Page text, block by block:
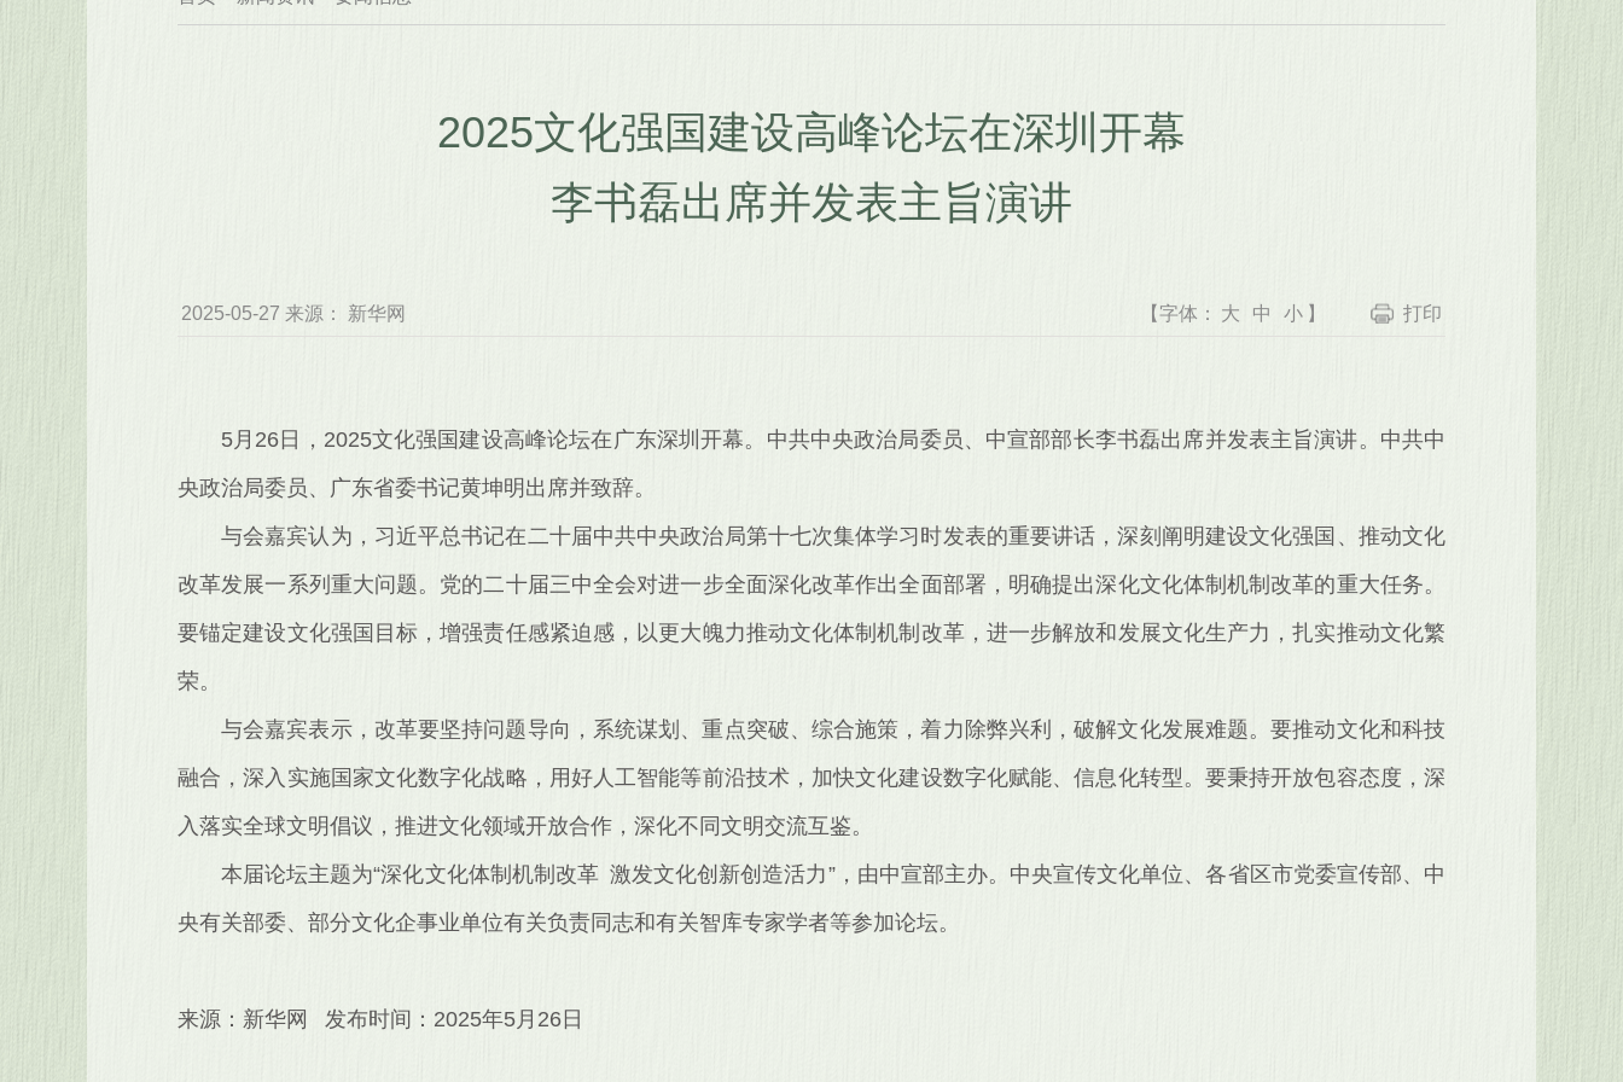
2025文化强国建设高峰论坛在深圳开幕
李书磊出席并发表主旨演讲
2025-05-27 来源： 新华网 【字体： 大 中 小 】 打印
5月26日，2025文化强国建设高峰论坛在广东深圳开幕。中共中央政治局委员、中宣部部长李书磊出席并发表主旨演讲。中共中
央政治局委员、广东省委书记黄坤明出席并致辞。
与会嘉宾认为，习近平总书记在二十届中共中央政治局第十七次集体学习时发表的重要讲话，深刻阐明建设文化强国、推动文化
改革发展一系列重大问题。党的二十届三中全会对进一步全面深化改革作出全面部署，明确提出深化文化体制机制改革的重大任务。
要锚定建设文化强国目标，增强责任感紧迫感，以更大魄力推动文化体制机制改革，进一步解放和发展文化生产力，扎实推动文化繁
荣。
与会嘉宾表示，改革要坚持问题导向，系统谋划、重点突破、综合施策，着力除弊兴利，破解文化发展难题。要推动文化和科技
融合，深入实施国家文化数字化战略，用好人工智能等前沿技术，加快文化建设数字化赋能、信息化转型。要秉持开放包容态度，深
入落实全球文明倡议，推进文化领域开放合作，深化不同文明交流互鉴。
本届论坛主题为“深化文化体制机制改革 激发文化创新创造活力”，由中宣部主办。中央宣传文化单位、各省区市党委宣传部、中
央有关部委、部分文化企事业单位有关负责同志和有关智库专家学者等参加论坛。
来源：新华网 发布时间：2025年5月26日